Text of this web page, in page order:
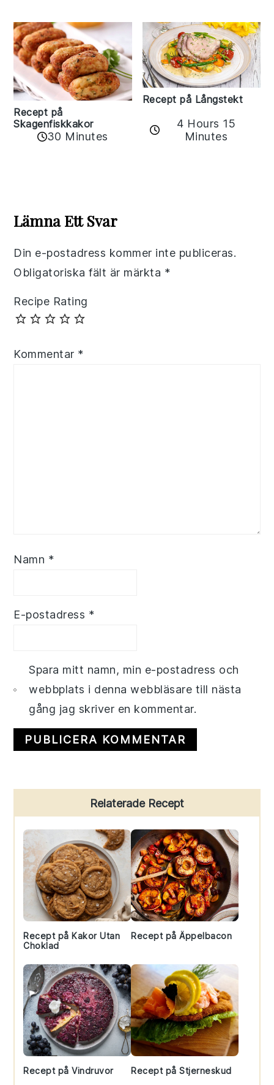
Recept på
Skagenfiskkakor
30 Minutes
Recept på Långstekt
4 Hours 15
Minutes
Interactions
Lämna Ett Svar
Din e-postadress kommer inte publiceras.
Obligatoriska fält är märkta *
Recipe Rating
Kommentar *
Namn *
E-postadress *
Spara mitt namn, min e-postadress och
webbplats i denna webbläsare till nästa
gång jag skriver en kommentar.
Sidebar
Relaterade Recept
Recept på Kakor Utan
Choklad
Recept på Äppelbacon
Recept på Vindruvor Recept på Stjerneskud